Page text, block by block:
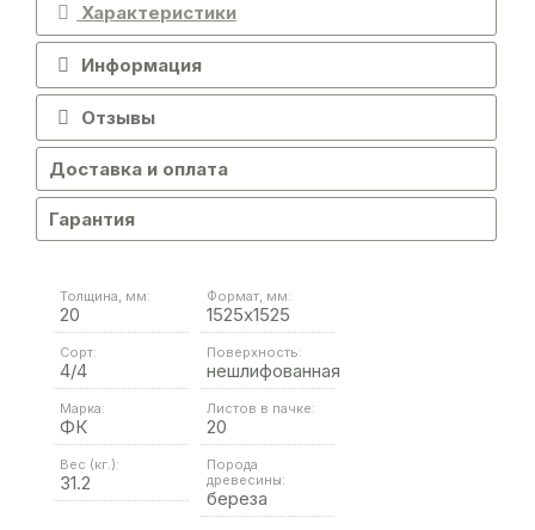
Характеристики
Информация
Отзывы
Доставка и оплата
Гарантия
Толщина, мм:
20
Формат, мм:
1525х1525
Сорт:
4/4
Поверхность:
нешлифованная
Марка:
ФК
Листов в пачке:
20
Вес (кг.):
31.2
Порода
древесины:
береза